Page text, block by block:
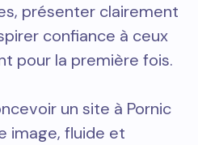
présenter clairement
confiance à ceux
pour la première fois.
un site à Pornic
image, fluide et